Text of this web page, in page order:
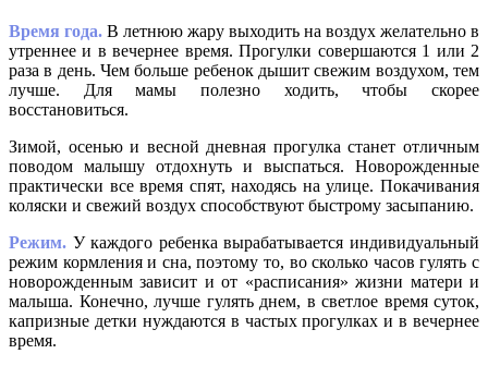
Время года. В летнюю жару выходить на воздух желательно в
утреннее и в вечернее время. Прогулки совершаются 1 или 2
раза в день. Чем больше ребенок дышит свежим воздухом, тем
лучше. Для мамы полезно ходить, чтобы скорее
восстановиться.
Зимой, осенью и весной дневная прогулка станет отличным
поводом малышу отдохнуть и выспаться. Новорожденные
практически все время спят, находясь на улице. Покачивания
коляски и свежий воздух способствуют быстрому засыпанию.
Режим. У каждого ребенка вырабатывается индивидуальный
режим кормления и сна, поэтому то, во сколько часов гулять с
новорожденным зависит и от «расписания» жизни матери и
малыша. Конечно, лучше гулять днем, в светлое время суток,
капризные детки нуждаются в частых прогулках и в вечернее
время.